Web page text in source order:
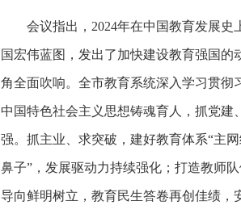
会议指出，2024年在中国教育发展
国宏伟蓝图，发出了加快建设教育强国
角全面吹响。全市教育系统深入学习贯
中国特色社会主义思想铸魂育人，抓党
强。抓主业、求突破，建好教育体系“主
鼻子”，发展驱动力持续强化；打造教师
导向鲜明树立，教育民生答卷再创佳绩，